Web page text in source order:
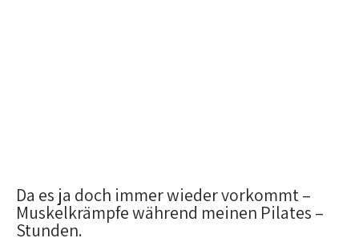
Da es ja doch immer wieder vorkommt –
Muskelkrämpfe während meinen Pilates –
Stunden.